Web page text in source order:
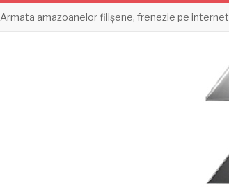
Armata amazoanelor filișene, frenezie pe internet